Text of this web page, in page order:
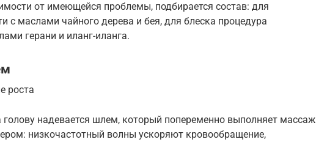
от имеющейся проблемы, подбирается состав: для
с маслами чайного дерева и бея, для блеска процедура
герани и иланг-иланга.
роста
голову надевается шлем, который попеременно выполняет массаж
низкочастотный волны ускоряют кровообращение,